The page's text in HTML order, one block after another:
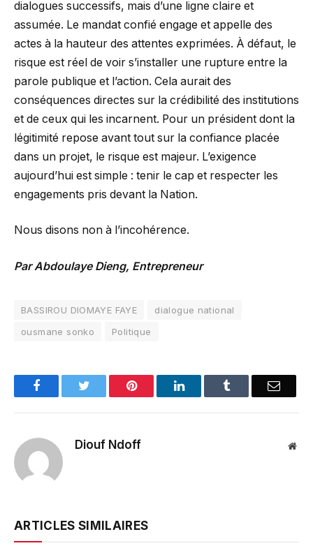
dialogues successifs, mais d’une ligne claire et
assumée. Le mandat confié engage et appelle des
actes à la hauteur des attentes exprimées. À défaut, le
risque est réel de voir s’installer une rupture entre la
parole publique et l’action. Cela aurait des
conséquences directes sur la crédibilité des institutions
et de ceux qui les incarnent. Pour un président dont la
légitimité repose avant tout sur la confiance placée
dans un projet, le risque est majeur. L’exigence
aujourd’hui est simple : tenir le cap et respecter les
engagements pris devant la Nation.
Nous disons non à l’incohérence.
Par Abdoulaye Dieng, Entrepreneur
BASSIROU DIOMAYE FAYE
dialogue national
ousmane sonko
Politique
FacebookTwitter Pinterest LinkedInTumblr Email
Diouf Ndoff
ARTICLES SIMILAIRES